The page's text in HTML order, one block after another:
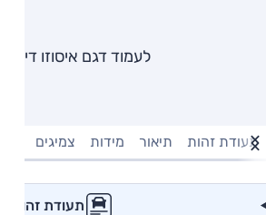
לעמוד דגם איסוזו דימקס
תעודת זהות תיאור מידות צמיגים
תעודת זהות